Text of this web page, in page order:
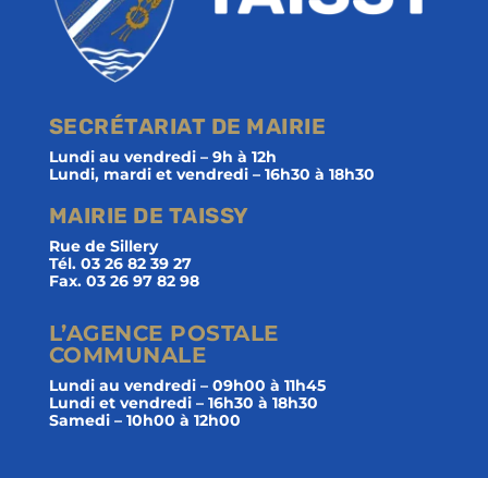
SECRÉTARIAT DE MAIRIE
Lundi au vendredi – 9h à 12h
Lundi, mardi et vendredi – 16h30 à 18h30
MAIRIE DE TAISSY
Rue de Sillery
Tél. 03 26 82 39 27
Fax. 03 26 97 82 98
L’AGENCE POSTALE
COMMUNALE
Lundi au vendredi – 09h00 à 11h45
Lundi et vendredi – 16h30 à 18h30
Samedi – 10h00 à 12h00